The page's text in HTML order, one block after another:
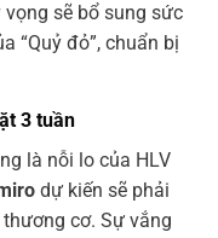
sẽ bổ sung sức
“Quỷ đỏ”, chuẩn bị
3 tuần
là nỗi lo của HLV
dự kiến sẽ phải
cơ. Sự vắng